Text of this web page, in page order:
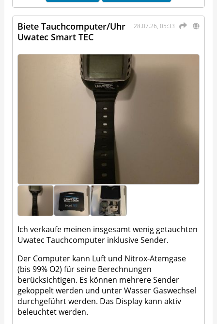
28.07.26, 05:33
Biete Tauchcomputer/Uhr
Uwatec Smart TEC
Ich verkaufe meinen insgesamt wenig getauchten
Uwatec Tauchcomputer inklusive Sender.
Der Computer kann Luft und Nitrox-Atemgase
(bis 99% O2) für seine Berechnungen
berücksichtigen. Es können mehrere Sender
gekoppelt werden und unter Wasser Gaswechsel
durchgeführt werden. Das Display kann aktiv
beleuchtet werden.